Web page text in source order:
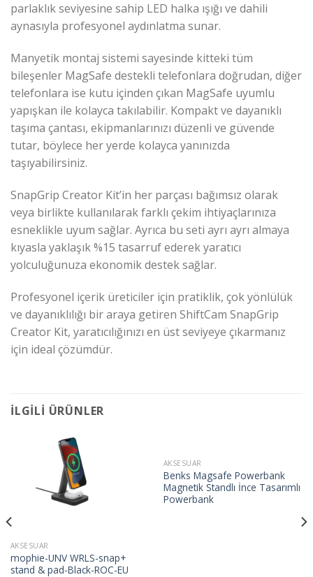
parlaklık seviyesine sahip LED halka ışığı ve dahili
aynasıyla profesyonel aydınlatma sunar.
Manyetik montaj sistemi sayesinde kitteki tüm
bileşenler MagSafe destekli telefonlara doğrudan, diğer
telefonlara ise kutu içinden çıkan MagSafe uyumlu
yapışkan ile kolayca takılabilir. Kompakt ve dayanıklı
taşıma çantası, ekipmanlarınızı düzenli ve güvende
tutar, böylece her yerde kolayca yanınızda
taşıyabilirsiniz.
SnapGrip Creator Kit’in her parçası bağımsız olarak
veya birlikte kullanılarak farklı çekim ihtiyaçlarınıza
esneklikle uyum sağlar. Ayrıca bu seti ayrı ayrı almaya
kıyasla yaklaşık %15 tasarruf ederek yaratıcı
yolculuğunuza ekonomik destek sağlar.
Profesyonel içerik üreticiler için pratiklik, çok yönlülük
ve dayanıklılığı bir araya getiren ShiftCam SnapGrip
Creator Kit, yaratıcılığınızı en üst seviyeye çıkarmanız
için ideal çözümdür.
İLGILI ÜRÜNLER
AKSESUAR
mophie-UNV WRLS-snap+
stand & pad-Black-ROC-EU
AKSESUAR
Benks Magsafe Powerbank
Magnetik Standlı İnce Tasarımlı
Powerbank